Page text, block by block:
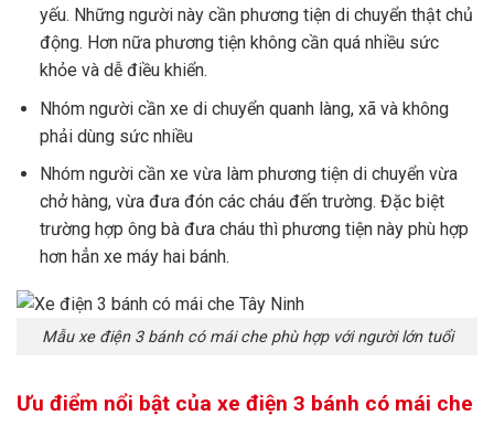
yếu. Những người này cần phương tiện di chuyển thật chủ
động. Hơn nữa phương tiện không cần quá nhiều sức
khỏe và dễ điều khiển.
Nhóm người cần xe di chuyển quanh làng, xã và không
phải dùng sức nhiều
Nhóm người cần xe vừa làm phương tiện di chuyển vừa
chở hàng, vừa đưa đón các cháu đến trường. Đặc biệt
trường hợp ông bà đưa cháu thì phương tiện này phù hợp
hơn hẳn xe máy hai bánh.
Mẫu xe điện 3 bánh có mái che phù hợp với người lớn tuổi
Ưu điểm nổi bật của xe điện 3 bánh có mái che